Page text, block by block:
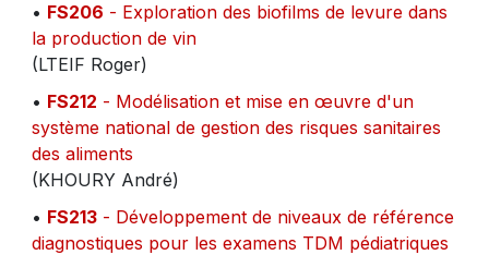
• FS206 - Exploration des biofilms de levure dans
la production de vin
(LTEIF Roger)
• FS212 - Modélisation et mise en œuvre d'un
système national de gestion des risques sanitaires
des aliments
(KHOURY André)
• FS213 - Développement de niveaux de référence
diagnostiques pour les examens TDM pédiatriques